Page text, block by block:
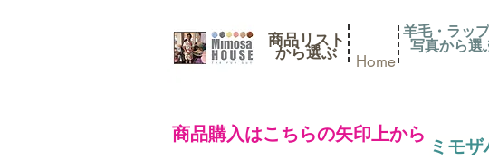
商品リスト
​から選ぶ Home
​商品購入はこちらの矢印上から
羊毛・ラッ
写真から選
ミモ